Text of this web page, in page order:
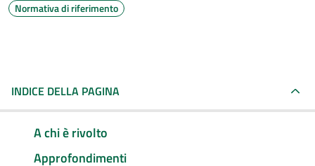
Normativa di riferimento
INDICE DELLA PAGINA
A chi è rivolto
Approfondimenti